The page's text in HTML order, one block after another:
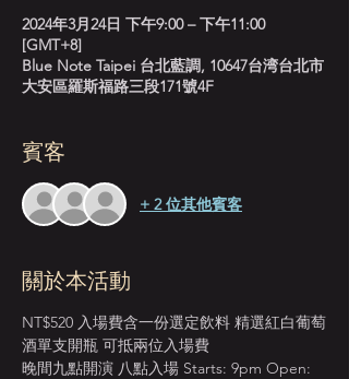
2024年3月24日 下午9:00 – 下午11:00
[GMT+8]
Blue Note Taipei 台北藍調, 10647台湾台北市
大安區羅斯福路三段171號4F
賓客
+ 2 位其他賓客
關於本活動
NT$520 入場費含一份選定飲料 精選紅白葡萄
酒單支開瓶 可抵兩位入場費
晚間九點開演 八點入場 Starts: 9pm Open: